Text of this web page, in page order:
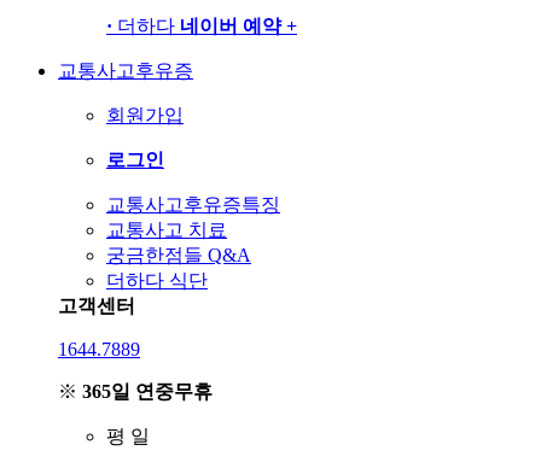
· 더하다 네이버 예약 +
교통사고후유증
회원가입
로그인
교통사고후유증특징
교통사고 치료
궁금한점들 Q&A
더하다 식단
고객센터
1644.7889
※ 365일 연중무휴
평 일